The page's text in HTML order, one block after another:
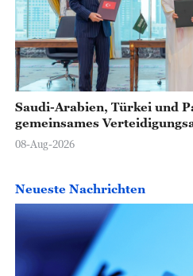
Saudi-Arabien, Türkei und
gemeinsames
08-Aug-2026
Neueste Nachrichten